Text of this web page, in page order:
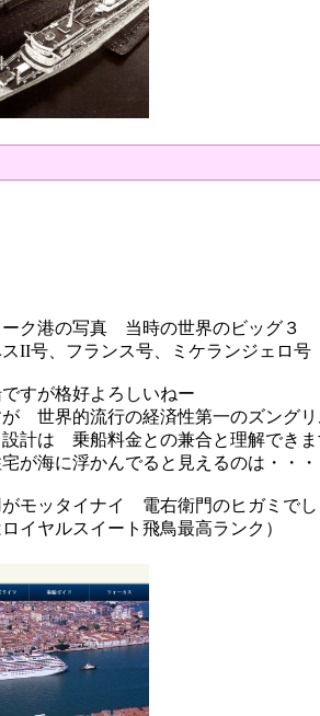
ク港の写真 当時の世界のビッグ３
II号、フランス号、ミケランジェロ号
すが格好よろしいねー
世界的流行の経済性第一のズング
設計は 乗船料金との兼合と理解でき
が海に浮かんでると見えるのは・・・
モッタイナイ 電右衛門のヒガミでし
ルスイート飛鳥最高ランク）